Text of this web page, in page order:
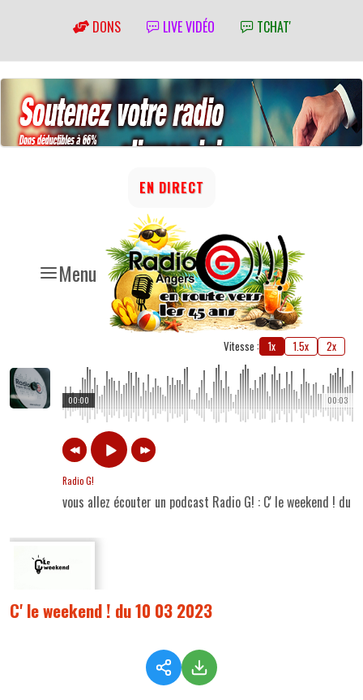
DONS LIVE VIDÉO TCHAT'
Menu
EN DIRECT
Vitesse : 1x 1.5x 2x
00:03
00:00
Radio G!
vous allez écouter un podcast Radio G! : C' le weekend ! du
C' le weekend ! du 10 03 2023